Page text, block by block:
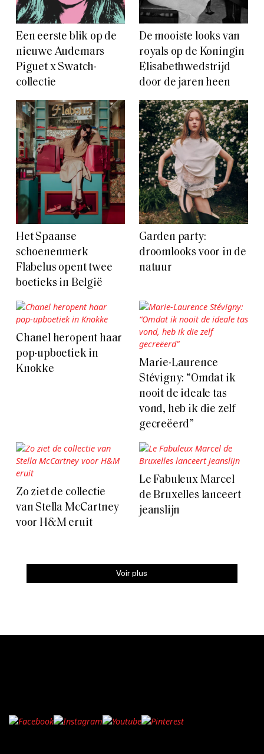
Een eerste blik op de
nieuwe Audemars
Piguet x Swatch-
collectie
De mooiste looks van
royals op de Koningin
Elisabethwedstrijd
door de jaren heen
Het Spaanse
schoenenmerk
Flabelus opent twee
boetieks in België
Garden party:
droomlooks voor in de
natuur
Chanel heropent haar
pop-upboetiek in
Knokke
Marie-Laurence
Stévigny: “Omdat ik
nooit de ideale tas
vond, heb ik die zelf
gecreëerd”
Zo ziet de collectie
van Stella McCartney
voor H&M eruit
Le Fabuleux Marcel
de Bruxelles lanceert
jeanslijn
Voir plus